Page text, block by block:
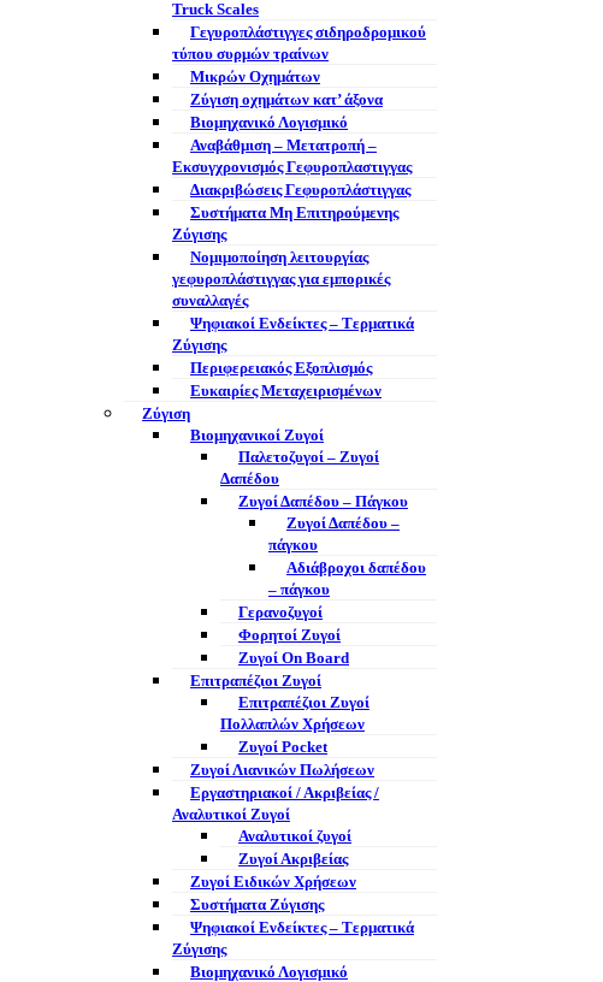
Truck Scales
Γεγυροπλάστιγγες σιδηροδρομικού
τύπου συρμών τραίνων
Μικρών Οχημάτων
Ζύγιση οχημάτων κατ’ άξονα
Βιομηχανικό Λογισμικό
Αναβάθμιση – Μετατροπή –
Εκσυγχρονισμός Γεφυροπλαστιγγας
Διακριβώσεις Γεφυροπλάστιγγας
Συστήματα Μη Επιτηρούμενης
Ζύγισης
Νομιμοποίηση λειτουργίας
γεφυροπλάστιγγας για εμπορικές
συναλλαγές
Ψηφιακοί Ενδείκτες – Tερματικά
Ζύγισης
Περιφερειακός Εξοπλισμός
Ευκαιρίες Μεταχειρισμένων
Ζύγιση
Βιομηχανικοί Ζυγοί
Παλετοζυγοί – Ζυγοί
Δαπέδου
Ζυγοί Δαπέδου – Πάγκου
Ζυγοί Δαπέδου –
πάγκου
Αδιάβροχοι δαπέδου
– πάγκου
Γερανοζυγοί
Φορητοί Ζυγοί
Ζυγοί On Board
Επιτραπέζιοι Ζυγοί
Επιτραπέζιοι Ζυγοί
Πολλαπλών Χρήσεων
Ζυγοί Pocket
Ζυγοί Λιανικών Πωλήσεων
Εργαστηριακοί / Ακριβείας /
Αναλυτικοί Ζυγοί
Αναλυτικοί ζυγοί
Ζυγοί Ακριβείας
Ζυγοί Ειδικών Χρήσεων
Συστήματα Ζύγισης
Ψηφιακοί Ενδείκτες – Tερματικά
Ζύγισης
Βιομηχανικό Λογισμικό